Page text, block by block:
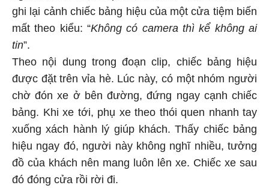
ghi lại cảnh chiếc bảng hiệu của một cửa tiệm biến
mất theo kiểu: “Không có camera thì kể không ai
tin”.
Theo nội dung trong đoạn clip, chiếc bảng hiệu
được đặt trên vỉa hè. Lúc này, có một nhóm người
chờ đón xe ở bên đường, đứng ngay cạnh chiếc
bảng. Khi xe tới, phụ xe theo thói quen nhanh tay
xuống xách hành lý giúp khách. Thấy chiếc bảng
hiệu ngay đó, người này không nghĩ nhiều, tưởng
đồ của khách nên mang luôn lên xe. Chiếc xe sau
đó đóng cửa rồi rời đi.